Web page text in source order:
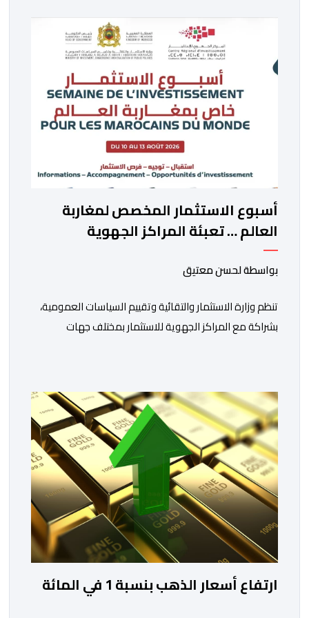
أسبوع الاستثمار المخصص لمغاربة
العالم … تعبئة المراكز الجهوية
للاستثمار لمواكبة مشاريع مغاربة
العالم
بواسطة لحسن معتيق
تنظم وزارة الاستثمار والتقائية وتقييم السياسات العمومية،
بشراكة مع المراكز الجهوية للاستثمار بمختلف جهات
تهدف هذه المبادرة إلى تمكين مغاربة العالم من الاطلاع
على فرص الاستثمار المتاحة بمختلف جهات المملكة،
والاستفادة من مواكبة عن قرب تساعدهم […]
ارتفاع أسعار الذهب بنسبة 1 في المائة